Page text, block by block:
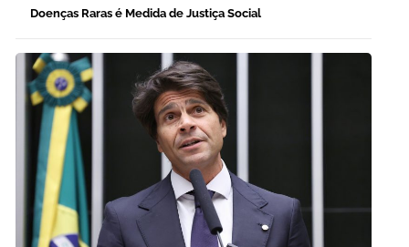
Doenças Raras é Medida de Justiça Social